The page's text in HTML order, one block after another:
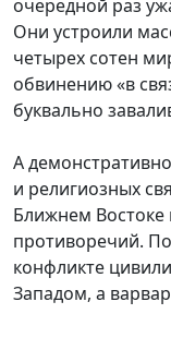
очередной раз
Они устроили
четырех сотен
обвинению «в
буквально
А
и религиозных
Ближнем
противоречий.
конфликте
Западом, а